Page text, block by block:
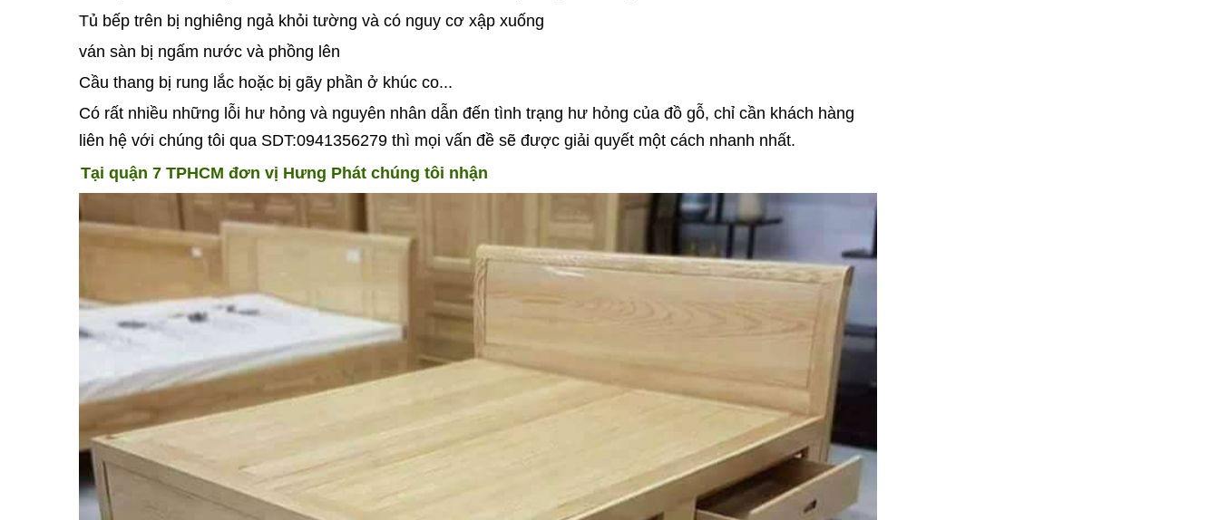
Tủ bếp trên bị nghiêng ngả khỏi tường và có nguy cơ xập xuống
ván sàn bị ngấm nước và phồng lên
Cầu thang bị rung lắc hoặc bị gãy phần ở khúc co...
Có rất nhiều những lỗi hư hỏng và nguyên nhân dẫn đến tình trạng hư hỏng của đồ gỗ, chỉ cần khách hàng
liên hệ với chúng tôi qua SDT:0941356279 thì mọi vấn đề sẽ được giải quyết một cách nhanh nhất.
Tại quận 7 TPHCM đơn vị Hưng Phát chúng tôi nhận